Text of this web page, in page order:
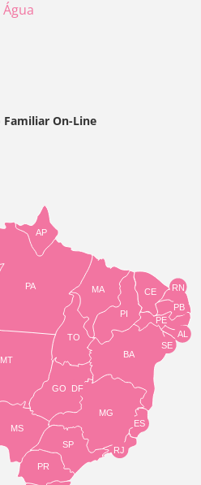
Familiar On-Line
TO
BA
SE
PE
AL
RN
CE
PI
MA
AP
PA
MT
MS
GO
PR
SP
MG
RJ
ES
DF
PB